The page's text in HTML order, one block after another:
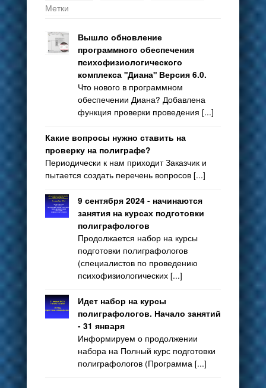
Метки
Вышло обновление
программного обеспечения
психофизиологического
комплекса "Диана" Версия 6.0.
Что нового в программном
обеспечении Диана? Добавлена
функция проверки проведения [...]
Какие вопросы нужно ставить на
проверку на полиграфе?
Периодически к нам приходит Заказчик и
пытается создать перечень вопросов [...]
9 сентября 2024 - начинаются
занятия на курсах подготовки
полиграфологов
Продолжается набор на курсы
подготовки полиграфологов
(специалистов по проведению
психофизиологических [...]
Идет набор на курсы
полиграфологов. Начало занятий
- 31 января
Информируем о продолжении
набора на Полный курс подготовки
полиграфологов (Программа [...]